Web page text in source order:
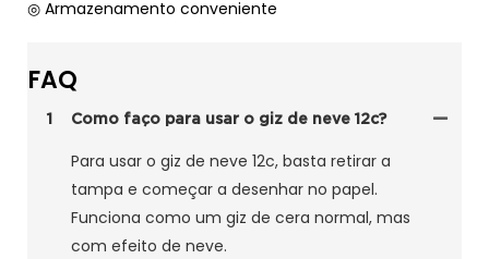
◎ Armazenamento conveniente
FAQ
1 Como faço para usar o giz de neve 12c?
Para usar o giz de neve 12c, basta retirar a
tampa e começar a desenhar no papel.
Funciona como um giz de cera normal, mas
com efeito de neve.